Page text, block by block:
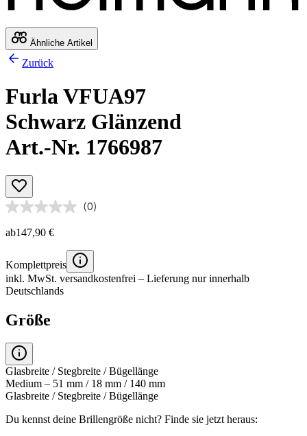
Ähnliche Artikel
Zurück
Furla VFUA97
Schwarz Glänzend
Art.-Nr. 1766987
(0)
ab147,90 €
Komplettpreis
inkl. MwSt. versandkostenfrei – Lieferung nur innerhalb
Deutschlands
Größe
Glasbreite / Stegbreite / Bügellänge
Medium – 51 mm / 18 mm / 140 mm
Glasbreite / Stegbreite / Bügellänge
Du kennst deine Brillengröße nicht? Finde sie jetzt heraus: